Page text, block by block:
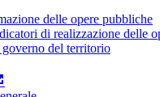
delle opere pubbliche
di realizzazione delle
del territorio